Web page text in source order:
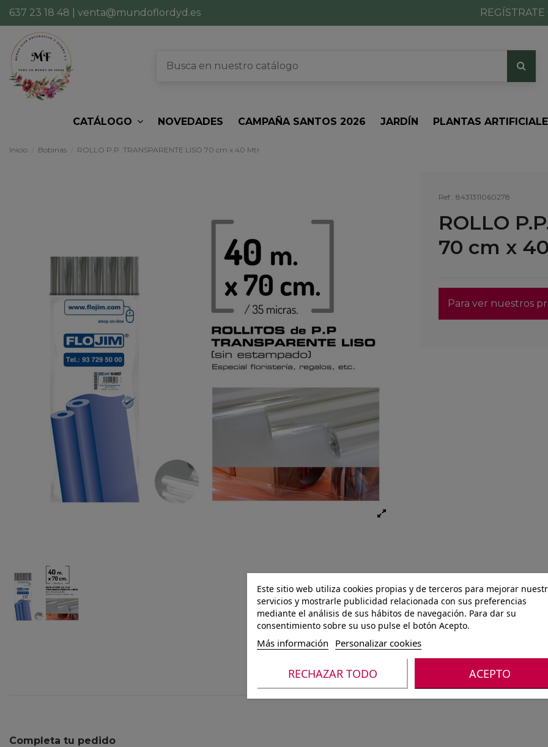
637 23 18 48 venta@mundoflordyd.es
CATÁLOGO NOVEDADES CAMPAÑA SANTOS 2026 JARDÍN PLANTAS
Inicio Bobinas ROLLO P.P. TRANSPARENTE LISO 70 cm x 40 Mtr
Ref.: 8431311060278
ROLLO
70 cm x
Para ver nuestros
Completa tu pedido
Este sitio web utiliza cookies propias y de terceros para mejorar
servicios y mostrarle publicidad relacionada con sus preferencias
mediante el análisis de sus hábitos de navegación. Para dar su
consentimiento sobre su uso pulse el botón Acepto.
Más información Personalizar cookies
RECHAZAR TODO ACEPTO